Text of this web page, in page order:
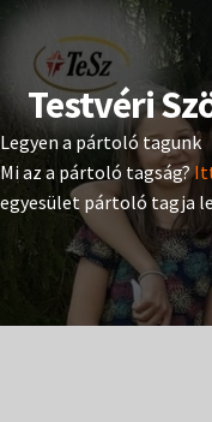
Ugrás
a
navigációhoz
Kilépés
a
tartalomba
Testvéri
Eseménynaptár
Adományozás
Pártoló tag belépés
Legyen a pártoló tagunk
Mi az a pártoló tagság?
egyesület pártoló tagja